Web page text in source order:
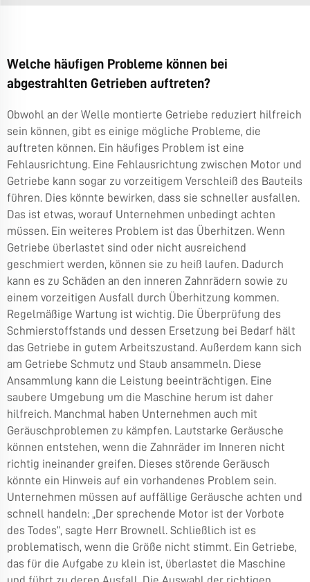
Welche häufigen Probleme können bei
abgestrahlten Getrieben auftreten?
Obwohl an der Welle montierte Getriebe reduziert hilfreich
sein können, gibt es einige mögliche Probleme, die
auftreten können. Ein häufiges Problem ist eine
Fehlausrichtung. Eine Fehlausrichtung zwischen Motor und
Getriebe kann sogar zu vorzeitigem Verschleiß des Bauteils
führen. Dies könnte bewirken, dass sie schneller ausfallen.
Das ist etwas, worauf Unternehmen unbedingt achten
müssen. Ein weiteres Problem ist das Überhitzen. Wenn
Getriebe überlastet sind oder nicht ausreichend
geschmiert werden, können sie zu heiß laufen. Dadurch
kann es zu Schäden an den inneren Zahnrädern sowie zu
einem vorzeitigen Ausfall durch Überhitzung kommen.
Regelmäßige Wartung ist wichtig. Die Überprüfung des
Schmierstoffstands und dessen Ersetzung bei Bedarf hält
das Getriebe in gutem Arbeitszustand. Außerdem kann sich
am Getriebe Schmutz und Staub ansammeln. Diese
Ansammlung kann die Leistung beeinträchtigen. Eine
saubere Umgebung um die Maschine herum ist daher
hilfreich. Manchmal haben Unternehmen auch mit
Geräuschproblemen zu kämpfen. Lautstarke Geräusche
können entstehen, wenn die Zahnräder im Inneren nicht
richtig ineinander greifen. Dieses störende Geräusch
könnte ein Hinweis auf ein vorhandenes Problem sein.
Unternehmen müssen auf auffällige Geräusche achten und
schnell handeln: „Der sprechende Motor ist der Vorbote
des Todes“, sagte Herr Brownell. Schließlich ist es
problematisch, wenn die Größe nicht stimmt. Ein Getriebe,
das für die Aufgabe zu klein ist, überlastet die Maschine